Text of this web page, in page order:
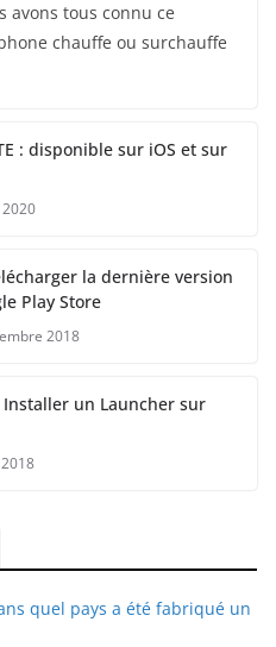
avons tous connu ce
chauffe ou surchauffe
: disponible sur iOS et sur
la dernière version
Play Store
2018
Installer un Launcher sur
quel pays a été fabriqué un